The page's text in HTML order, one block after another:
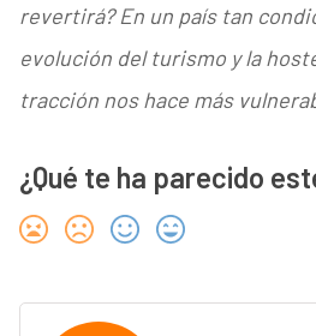
revertirá? En un país tan
evolución del turismo y la
tracción nos hace más
¿Qué te ha parecido